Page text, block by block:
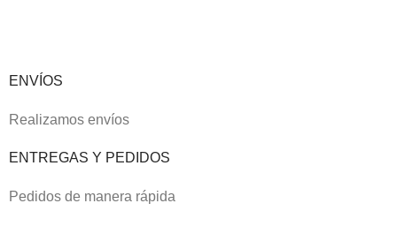
ENVÍOS
Realizamos envíos
ENTREGAS Y PEDIDOS
Pedidos de manera rápida